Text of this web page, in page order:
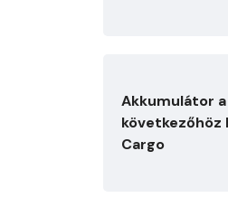
Akkumulátor a
következőhöz
Cargo